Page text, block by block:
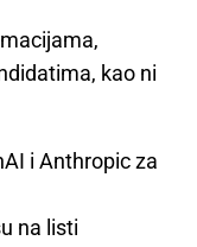
kao ni
i Anthropic za
na listi